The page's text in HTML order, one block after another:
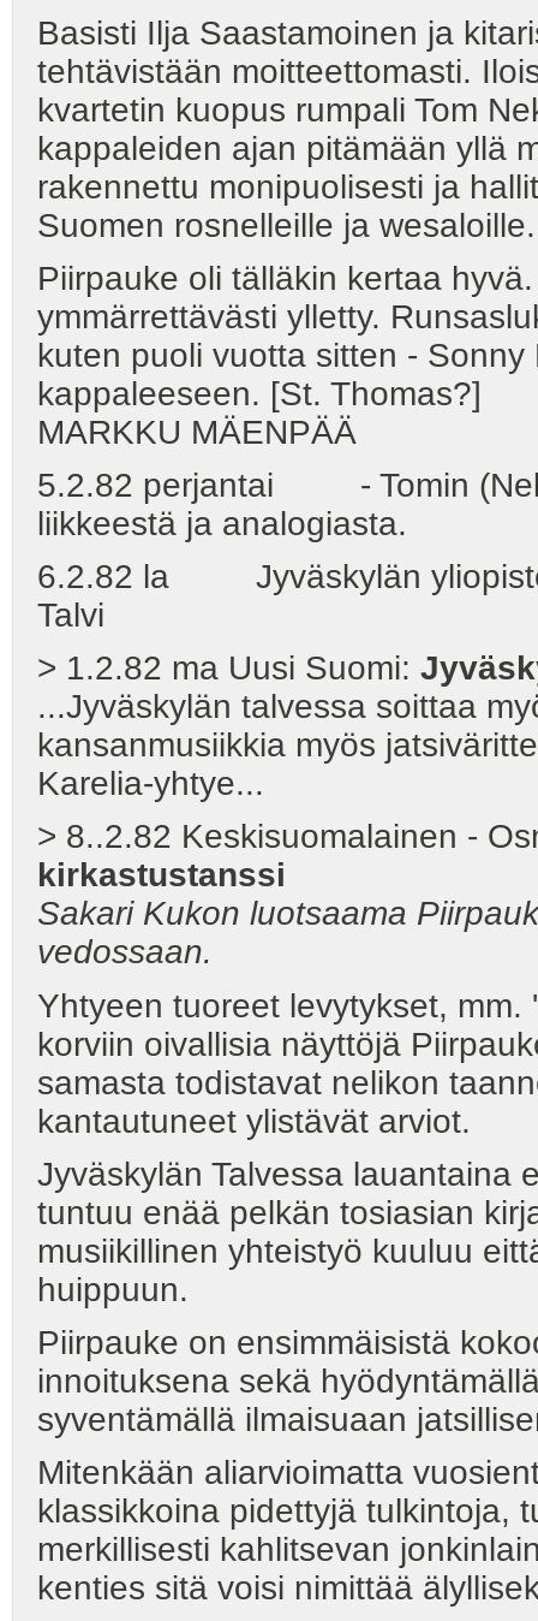
Basisti Ilja Saastamoinen ja
tehtävistään moitteettomasti.
kvartetin kuopus rumpali Tom
kappaleiden ajan pitämään yllä
rakennettu monipuolisesti ja
Suomen rosnelleille ja wesaloille.
Piirpauke oli tälläkin kertaa
ymmärrettävästi ylletty.
kuten puoli vuotta sitten -
kappaleeseen. [St. Thomas?]
MARKKU MÄENPÄÄ
5.2.82 perjantai - Tomin
liikkeestä ja analogiasta.
6.2.82 la Jyväskylän
Talvi
> 1.2.82 ma Uusi Suomi:
...Jyväskylän talvessa soittaa
kansanmusiikkia myös
Karelia-yhtye...
> 8..2.82 Keskisuomalainen -
kirkastustanssi
Sakari Kukon luotsaama
vedossaan.
Yhtyeen tuoreet levytykset,
korviin oivallisia näyttöjä
samasta todistavat nelikon
kantautuneet ylistävät arviot.
Jyväskylän Talvessa lauantaina
tuntuu enää pelkän tosiasian
musiikillinen yhteistyö kuuluu
huippuun.
Piirpauke on ensimmäisistä
innoituksena sekä
syventämällä ilmaisuaan
Mitenkään aliarvioimatta
klassikkoina pidettyjä tulkintoja,
merkillisesti kahlitsevan
kenties sitä voisi nimittää